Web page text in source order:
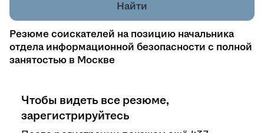
Найти
Резюме соискателей на позицию начальника
отдела информационной безопасности с полной
занятостью в Москве
Чтобы видеть все резюме,
зарегистрируйтесь